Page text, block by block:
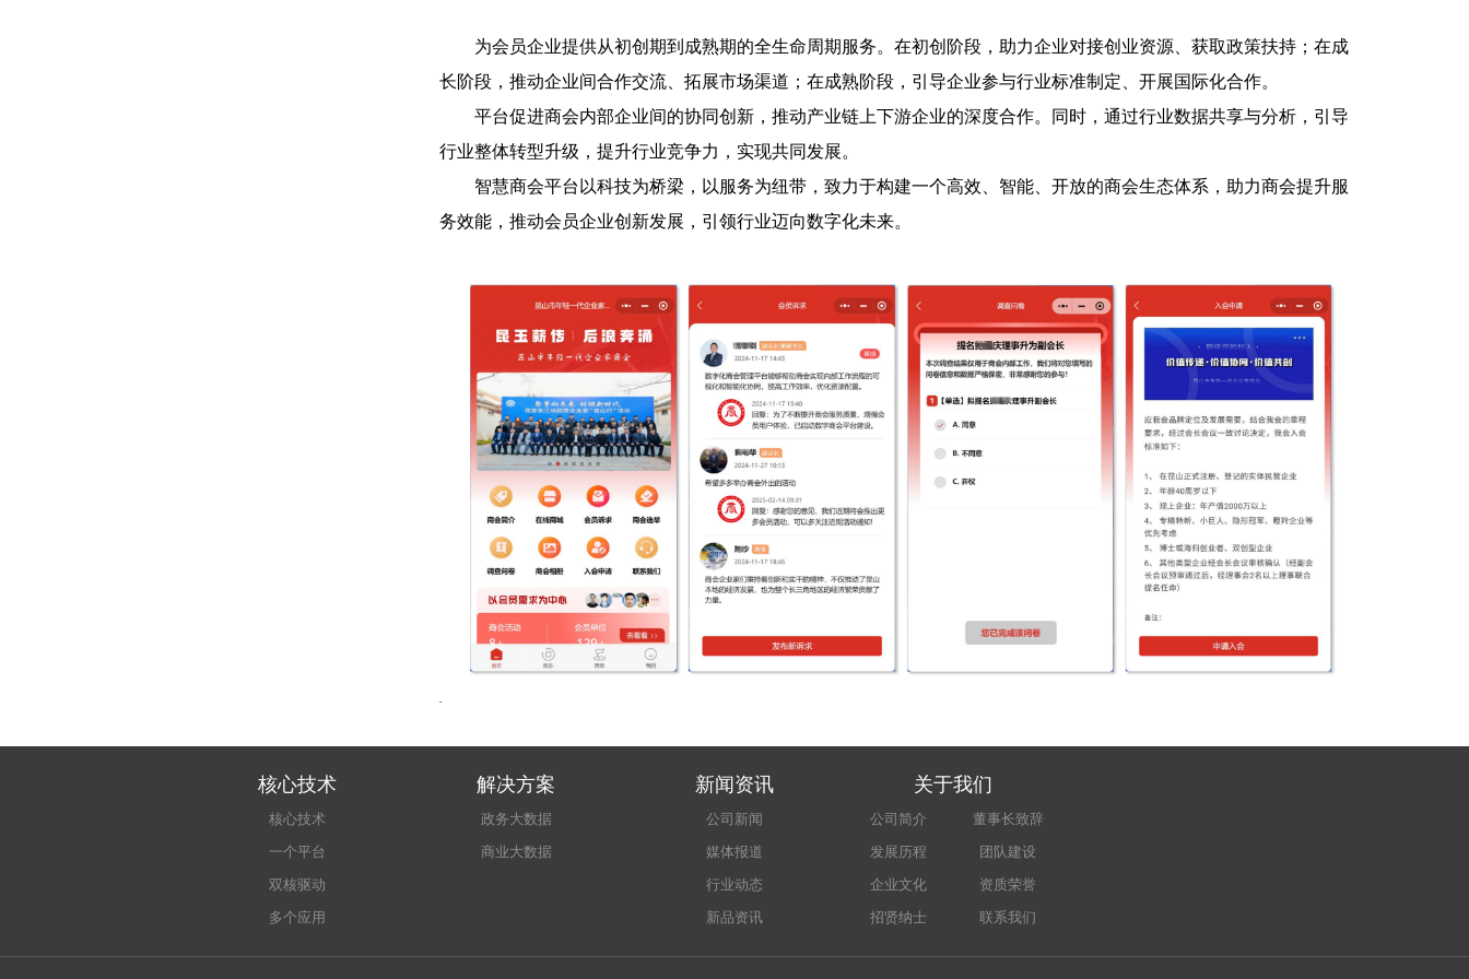
为会员企业提供从初创期到成熟期的全生命周期服务。在初创阶段，助力企业对接创业资源、获取政策扶持；在成
长阶段，推动企业间合作交流、拓展市场渠道；在成熟阶段，引导企业参与行业标准制定、开展国际化合作。
平台促进商会内部企业间的协同创新，推动产业链上下游企业的深度合作。同时，通过行业数据共享与分析，引导
行业整体转型升级，提升行业竞争力，实现共同发展。
智慧商会平台以科技为桥梁，以服务为纽带，致力于构建一个高效、智能、开放的商会生态体系，助力商会提升服
务效能，推动会员企业创新发展，引领行业迈向数字化未来。
核心技术
核心技术
一个平台
双核驱动
多个应用
解决方案
政务大数据
商业大数据
新闻资讯
公司新闻
媒体报道
行业动态
新品资讯
关于我们
公司简介
董事长致辞
发展历程
团队建设
企业文化
资质荣誉
招贤纳士
联系我们